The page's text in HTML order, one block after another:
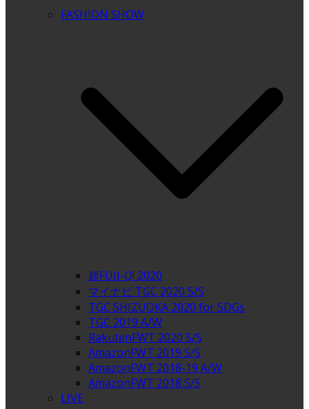
FASHION SHOW
超FUJI-Q! 2020
マイナビ TGC 2020 S/S
TGC SHIZUOKA 2020 for SDGs
TGC 2019 A/W
RakutenFWT 2020 S/S
AmazonFWT 2019 S/S
AmazonFWT 2018-19 A/W
AmazonFWT 2018 S/S
LIVE